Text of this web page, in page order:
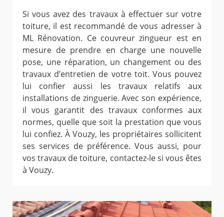
Si vous avez des travaux à effectuer sur votre
toiture, il est recommandé de vous adresser à
ML Rénovation. Ce couvreur zingueur est en
mesure de prendre en charge une nouvelle
pose, une réparation, un changement ou des
travaux d’entretien de votre toit. Vous pouvez
lui confier aussi les travaux relatifs aux
installations de zinguerie. Avec son expérience,
il vous garantit des travaux conformes aux
normes, quelle que soit la prestation que vous
lui confiez. À Vouzy, les propriétaires sollicitent
ses services de préférence. Vous aussi, pour
vos travaux de toiture, contactez-le si vous êtes
à Vouzy.